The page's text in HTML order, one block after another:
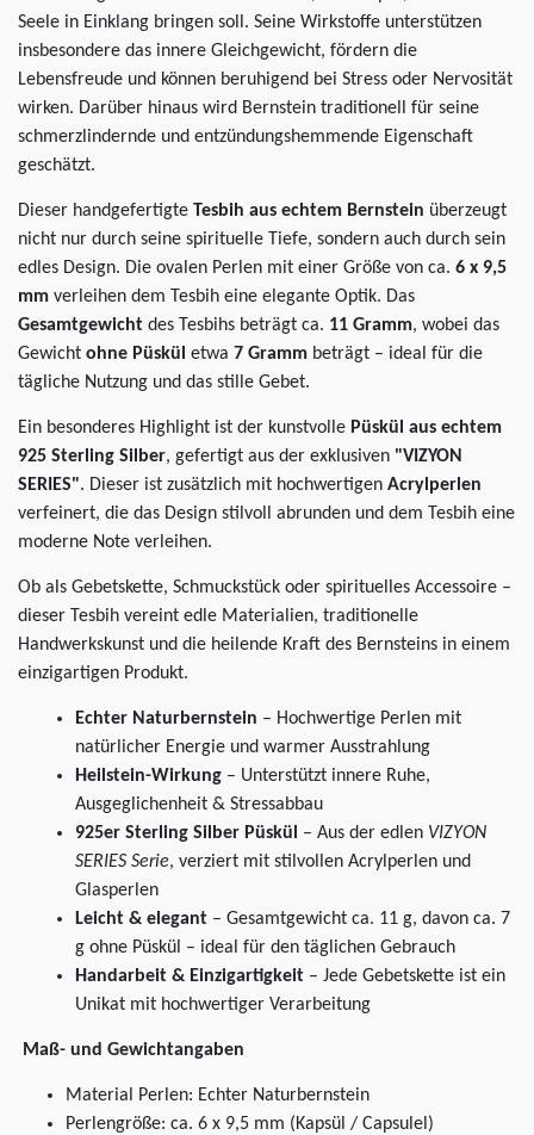
Seele in Einklang bringen soll. Seine Wirkstoffe unterstützen
insbesondere das innere Gleichgewicht, fördern die
Lebensfreude und können beruhigend bei Stress oder Nervosität
wirken. Darüber hinaus wird Bernstein traditionell für seine
schmerzlindernde und entzündungshemmende Eigenschaft
geschätzt.
Dieser handgefertigte Tesbih aus echtem Bernstein überzeugt
nicht nur durch seine spirituelle Tiefe, sondern auch durch sein
edles Design. Die ovalen Perlen mit einer Größe von ca. 6 x 9,5
mm verleihen dem Tesbih eine elegante Optik. Das
Gesamtgewicht des Tesbihs beträgt ca. 11 Gramm, wobei das
Gewicht ohne Püskül etwa 7 Gramm beträgt – ideal für die
tägliche Nutzung und das stille Gebet.
Ein besonderes Highlight ist der kunstvolle Püskül aus echtem
925 Sterling Silber, gefertigt aus der exklusiven "VIZYON
SERIES". Dieser ist zusätzlich mit hochwertigen Acrylperlen
verfeinert, die das Design stilvoll abrunden und dem Tesbih eine
moderne Note verleihen.
Ob als Gebetskette, Schmuckstück oder spirituelles Accessoire –
dieser Tesbih vereint edle Materialien, traditionelle
Handwerkskunst und die heilende Kraft des Bernsteins in einem
einzigartigen Produkt.
Echter Naturbernstein – Hochwertige Perlen mit
natürlicher Energie und warmer Ausstrahlung
Heilstein-Wirkung – Unterstützt innere Ruhe,
Ausgeglichenheit & Stressabbau
925er Sterling Silber Püskül
– Aus der edlen VIZYON
SERIES Serie, verziert mit stilvollen Acrylperlen und
Glasperlen
Leicht & elegant – Gesamtgewicht ca. 11 g, davon ca. 7
g ohne Püskül – ideal für den täglichen Gebrauch
Handarbeit & Einzigartigkeit – Jede Gebetskette ist ein
Unikat mit hochwertiger Verarbeitung
Maß- und Gewichtangaben
Material Perlen: Echter Naturbernstein
Perlengröße: ca. 6 x 9,5 mm (Kapsül / Capsulel)